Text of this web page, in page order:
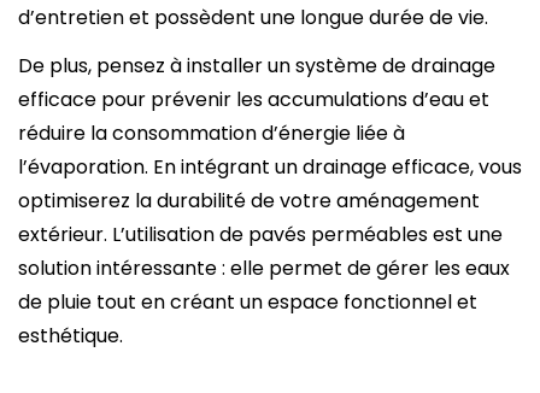
d’entretien et possèdent une longue durée de vie.
De plus, pensez à installer un système de drainage
efficace pour prévenir les accumulations d’eau et
réduire la consommation d’énergie liée à
l’évaporation. En intégrant un drainage efficace, vous
optimiserez la durabilité de votre aménagement
extérieur. L’utilisation de pavés perméables est une
solution intéressante : elle permet de gérer les eaux
de pluie tout en créant un espace fonctionnel et
esthétique.